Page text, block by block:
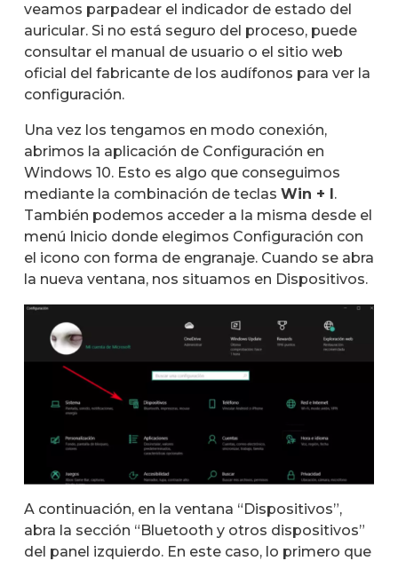
veamos parpadear el indicador de estado del
auricular. Si no está seguro del proceso, puede
consultar el manual de usuario o el sitio web
oficial del fabricante de los audífonos para ver la
configuración.
Una vez los tengamos en modo conexión,
abrimos la aplicación de Configuración en
Windows 10. Esto es algo que conseguimos
mediante la combinación de teclas Win + I .
También podemos acceder a la misma desde el
menú Inicio donde elegimos Configuración con
el icono con forma de engranaje. Cuando se abra
la nueva ventana, nos situamos en Dispositivos.
A continuación, en la ventana “Dispositivos”,
abra la sección “Bluetooth y otros dispositivos”
del panel izquierdo. En este caso, lo primero que